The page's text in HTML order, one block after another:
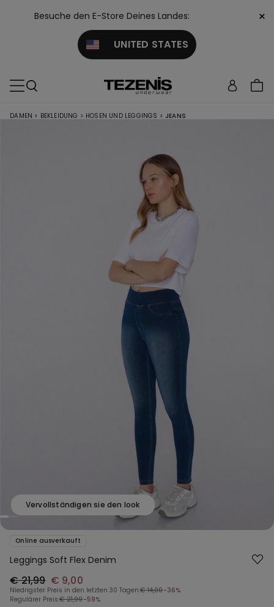
Besuche den E-Store Deines Landes:
UNITED STATES
×
DAMEN > BEKLEIDUNG > HOSEN UND LEGGINGS > JEANS
Vervollständigen sie den look
Online ausverkauft
Leggings Soft Flex Denim
€ 21,99 € 9,00
Niedrigster Preis in den letzten 30 Tagen:€ 14,00-36%
Regulärer Preis:€ 21,99-59%